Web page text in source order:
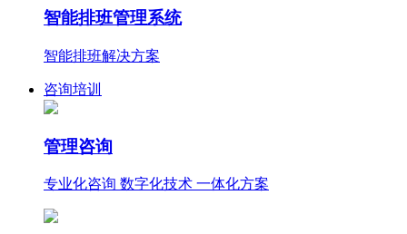
智能排班管理系统
智能排班解决方案
咨询培训
管理咨询
专业化咨询 数字化技术 一体化方案